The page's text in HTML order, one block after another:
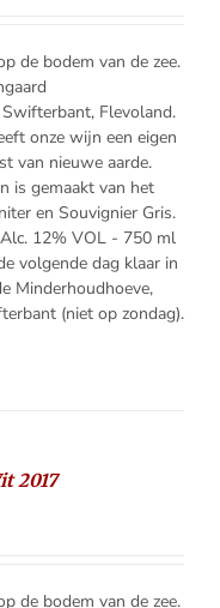
de bodem van de zee.
Flevoland.
onze wijn een eigen
van nieuwe aarde.
is gemaakt van het
en Souvignier Gris.
12% VOL - 750 ml
volgende dag klaar in
Minderhoudhoeve,
(niet op zondag).
2017
de bodem van de zee.